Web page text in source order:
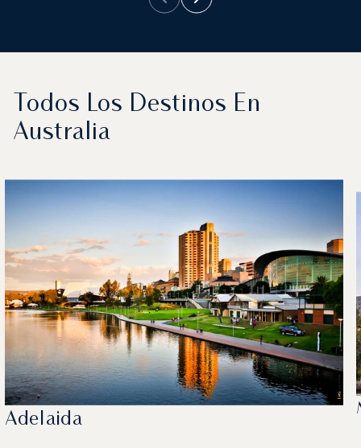
Todos Los Destinos En
Australia
Adelaida